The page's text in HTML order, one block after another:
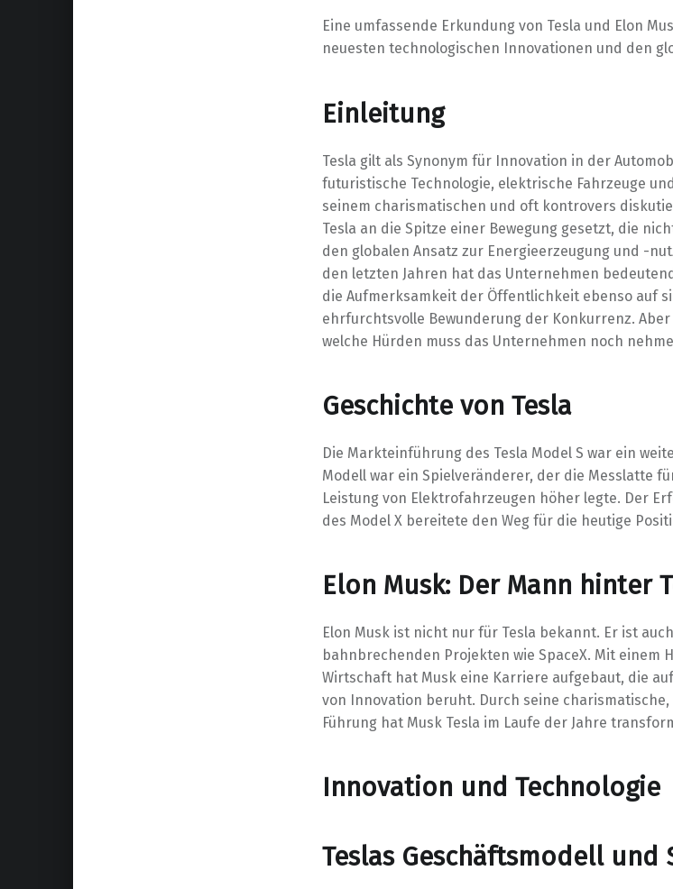
Eine umfassende Erkundung von Tesla und Elon
neuesten technologischen Innovationen und den
Einleitung
Tesla gilt als Synonym für Innovation in der
futuristische Technologie, elektrische Fahrzeuge
seinem charismatischen und oft kontrovers
Tesla an die Spitze einer Bewegung gesetzt, die
den globalen Ansatz zur Energieerzeugung und -
den letzten Jahren hat das Unternehmen
die Aufmerksamkeit der Öffentlichkeit ebenso auf
ehrfurchtsvolle Bewunderung der Konkurrenz.
welche Hürden muss das Unternehmen noch
Geschichte von Tesla
Die Markteinführung des Tesla Model S war ein
Modell war ein Spielveränderer, der die Messlatte
Leistung von Elektrofahrzeugen höher legte. Der
des Model X bereitete den Weg für die heutige
Elon Musk: Der Mann hinter
Elon Musk ist nicht nur für Tesla bekannt. Er ist
bahnbrechenden Projekten wie SpaceX. Mit einem
Wirtschaft hat Musk eine Karriere aufgebaut, die
von Innovation beruht. Durch seine
Führung hat Musk Tesla im Laufe der Jahre
Innovation und Technologie
Teslas Geschäftsmodell und